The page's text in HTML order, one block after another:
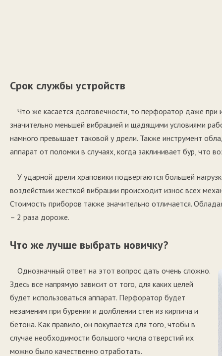
Срок службы устройств
Что же касается долговечности, то перфоратор даже
значительно меньшей вибрацией и щадящими условиями
намного превышает таковой у дрели. Также инструмент
аппарат от поломки в случаях, когда заклинивает бур, что
У ударной дрели храповики подвергаются большей
воздействии жесткой вибрации происходит износ всех
Стоимость приборов также значительно отличается.
– 2 раза дороже.
Что же лучше выбрать новичку?
Однозначный ответ на этот вопрос дать очень сложно.
Здесь все напрямую зависит от того, для каких целей
будет использоваться аппарат. Перфоратор будет
незаменим при бурении и долблении стен из кирпича и
бетона. Как правило, он покупается для того, чтобы в
случае необходимости большого числа отверстий их
можно было качественно отработать.